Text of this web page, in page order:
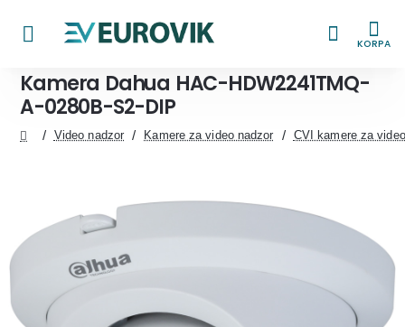
KORPA
Kamera Dahua HAC-HDW2241TMQ-
A-0280B-S2-DIP
Video nadzor Kamere za video nadzor CVI kamere za